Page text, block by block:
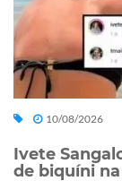
10/08/2026
Ivete
de biquíni